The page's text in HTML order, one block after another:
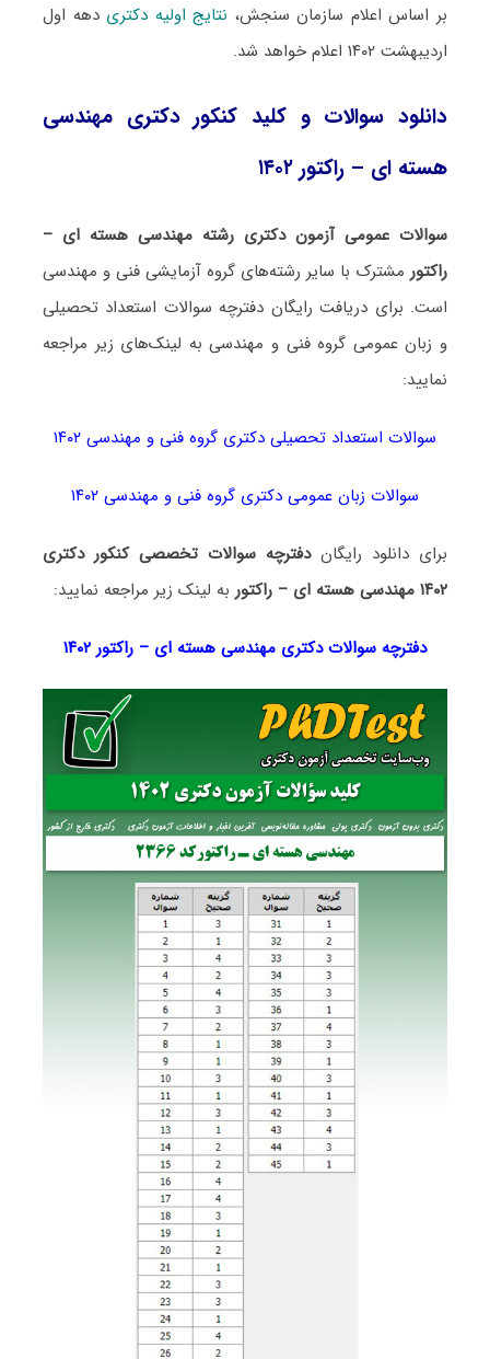
بر اساس اعلام سازمان سنجش، نتایج اولیه دکتری دهه اول
اردیبهشت ۱۴۰۲ اعلام خواهد شد.
دانلود سوالات و کلید کنکور دکتری مهندسی
هسته ای – راکتور ۱۴۰۲
سوالات عمومی آزمون دکتری رشته مهندسی هسته ای –
راکتورمشترک با سایر رشته‌های گروه آزمایشی فنی و مهندسی
است. برای دریافت رایگان دفترچه سوالات استعداد تحصیلی
و زبان عمومی گروه فنی و مهندسی به لینک‌های زیر مراجعه
نمایید:
سوالات استعداد تحصیلی دکتری گروه فنی و مهندسی ۱۴۰۲
سوالات زبان عمومی دکتری گروه فنی و مهندسی ۱۴۰۲
برای دانلود رایگاندفترچه سوالات تخصصی کنکور دکتری
۱۴۰۲ مهندسی هسته ای – راکتور
به لینک زیر مراجعه نمایید:
دفترچه سوالات دکتری مهندسی هسته ای – راکتور ۱۴۰۲